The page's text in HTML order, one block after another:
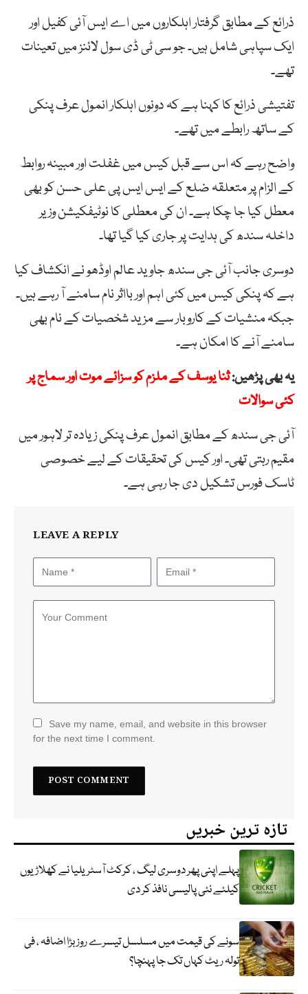
ذرائع کے مطابق گرفتار اہلکاروں میں اے ایس آئی کفیل اور
ایک سپاہی شامل ہیں۔ جو سی ٹی ڈی سول لائنز میں تعینات
تھے۔
تفتیشی ذرائع کا کہنا ہے کہ دونوں اہلکار انمول عرف پنکی
کے ساتھ رابطے میں تھے۔
واضح رہے کہ اس سے قبل کیس میں غفلت اور مبینہ روابط
کے الزام پر متعلقہ ضلع کے ایس ایس پی علی حسن کو بھی
معطل کیا جا چکا ہے۔ ان کی معطلی کا نوٹیفکیشن وزیر
داخلہ سندھ کی ہدایت پر جاری کیا گیا تھا۔
دوسری جانب آئی جی سندھ جاوید عالم اوڈھو نے انکشاف کیا
ہے کہ پنکی کیس میں کئی اہم اور بااثر نام سامنے آ رہے ہیں۔
جبکہ منشیات کے کاروبار سے مزید شخصیات کے نام بھی
سامنے آنے کا امکان ہے۔
یہ بھی پڑھیں:ثنا یوسف کے ملزم کو سزائے موت اور سماج پر
کئی سوالات
آئی جی سندھ کے مطابق انمول عرف پنکی زیادہ تر لاہور میں
مقیم رہتی تھی۔ اور کیس کی تحقیقات کے لیے خصوصی
ٹاسک فورس تشکیل دی جا رہی ہے۔
LEAVE A REPLY
Save my name, email, and website in this browser
for the next time I comment.
تازہ ترین خبریں
پہلے اپنی پھر دوسری لیگ ، کرکٹ آسٹریلیا نے کھلاڑیوں
کیلئے نئی پالیسی نافذ کر دی
سونے کی قیمت میں مسلسل تیسرے روز بڑا اضافہ ، فی
تولہ ریٹ کہاں تک جا پہنچا؟